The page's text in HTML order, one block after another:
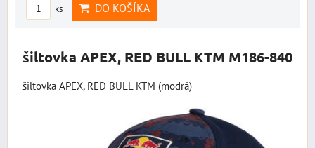
ks DO KOŠÍKA
šiltovka APEX, RED BULL KTM M186-840
šiltovka APEX, RED BULL KTM (modrá)